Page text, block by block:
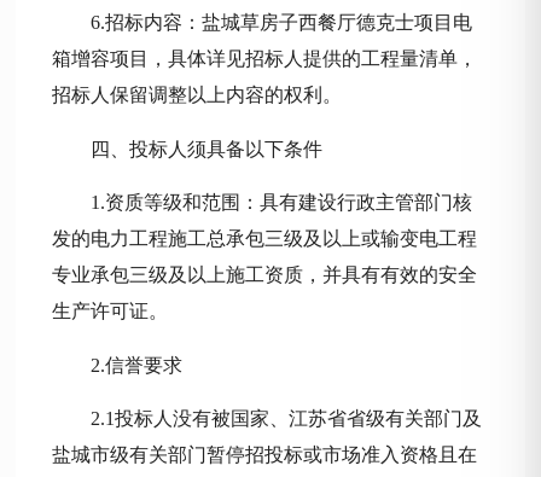
6.招标内容：盐城草房子西餐厅德克士项目电
箱增容项目
，具体详见招标人提供的工程量清单 ，
招标人保留调整以上内容的权利。
四、投标人须具备以下条件
1.资质等级和范围：具有建设行政主管部门核
发的电力工程施工总承包三级及以上或输变电工程
专业承包三级及以上施工资质，并具有有效的安全
生产许可证。
2.信誉要求
2.1投标人没有被国家、江苏省省级有关部门及
盐城市级有关部门暂停招投标或市场准入资格且在